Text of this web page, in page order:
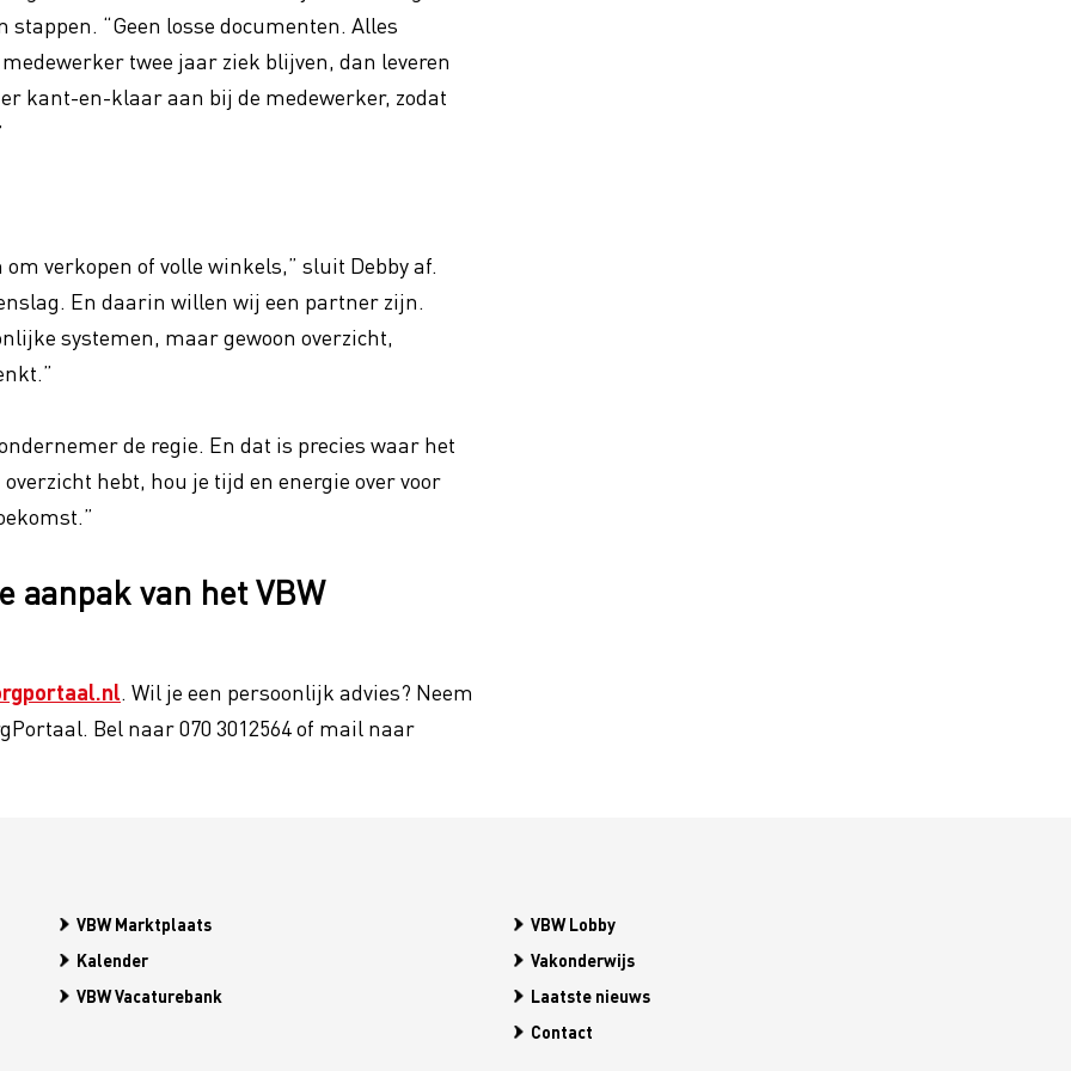
“Geen losse documenten. Alles
twee jaar ziek blijven, dan leveren
kant-en-klaar aan bij de medewerker, zodat
verkopen of volle winkels,” sluit Debby af.
En daarin willen wij een partner zijn.
systemen, maar gewoon overzicht,
de regie. En dat is precies waar het
hebt, hou je tijd en energie over voor
aanpak van het VBW
. Wil je een persoonlijk advies? Neem
Bel naar 070 3012564 of mail naar
VBW Marktplaats
Kalender
VBW Vacaturebank
VBW Lobby
Vakonderwijs
Laatste nieuws
Contact